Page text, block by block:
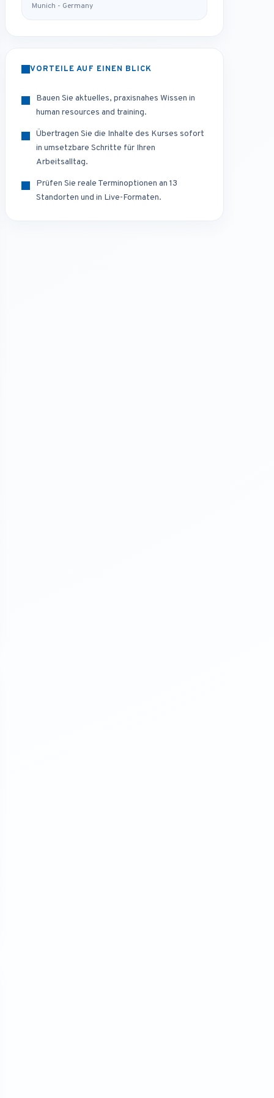
Munich - Germany
VORTEILE AUF EINEN BLICK
Bauen Sie aktuelles, praxisnahes Wissen in
human resources and training.
Übertragen Sie die Inhalte des Kurses sofort
in umsetzbare Schritte für Ihren
Arbeitsalltag.
Prüfen Sie reale Terminoptionen an 13
Standorten und in Live-Formaten.